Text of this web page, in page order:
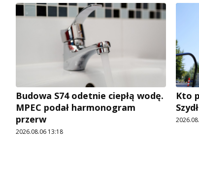
Budowa S74 odetnie ciepłą wodę.
MPEC podał harmonogram
przerw
2026.08.06 13:18
Kto